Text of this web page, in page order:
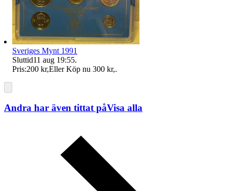
Sveriges Mynt 1991
Sluttid11 aug 19:55.
Pris:200 kr,Eller Köp nu 300 kr,.
Andra har även tittat påVisa alla